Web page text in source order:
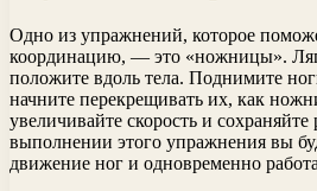
Одно из упражнений, которое
координацию, — это «ножницы».
положите вдоль тела. Поднимите
начните перекрещивать их, как
увеличивайте скорость и
выполнении этого упражнения вы
движение ног и одновременно